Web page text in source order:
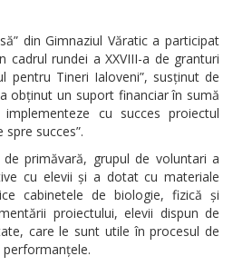
din Gimnaziul Văratic a participat
cadrul rundei a XXVIII-a de granturi
pentru Tineri Ialoveni”, susținut de
obținut un suport financiar în sumă
cu succes proiectul
succes”.
primăvară, grupul de voluntari a
cu elevii și a dotat cu materiale
cabinetele de biologie, fizică și
proiectului, elevii dispun de
care le sunt utile în procesul de
performanțele.